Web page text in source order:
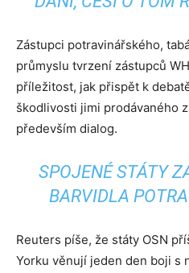
Zástupci potravinářského,
průmyslu tvrzení zástupců
příležitost, jak přispět k
škodlivosti jimi prodávaného
především dialog.
SPOJENÉ STÁTY
BARVIDLA
Reuters píše, že státy OSN
Yorku věnují jeden den boji s